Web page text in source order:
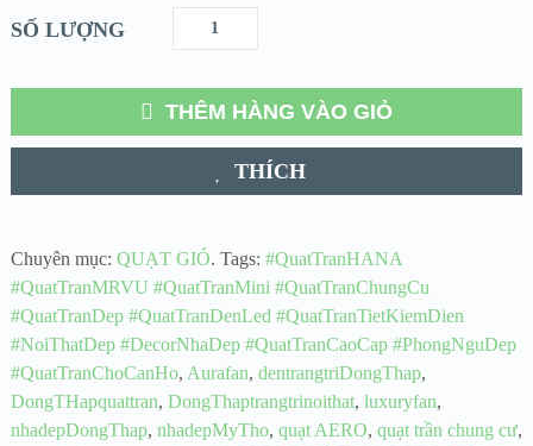
SỐ LƯỢNG
THÊM HÀNG VÀO GIỎ
THÍCH
Chuyên mục: QUẠT GIÓ. Tags: #QuatTranHANA
#QuatTranMRVU #QuatTranMini #QuatTranChungCu
#QuatTranDep #QuatTranDenLed #QuatTranTietKiemDien
#NoiThatDep #DecorNhaDep #QuatTranCaoCap #PhongNguDep
#QuatTranChoCanHo, Aurafan, dentrangtriDongThap,
DongTHapquattran, DongThaptrangtrinoithat, luxuryfan,
nhadepDongThap, nhadepMyTho, quạt AERO, quạt trần chung cư,